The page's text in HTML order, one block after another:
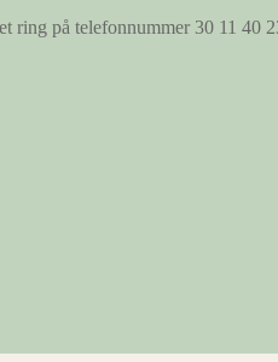
ring på telefonnummer 30 11 40